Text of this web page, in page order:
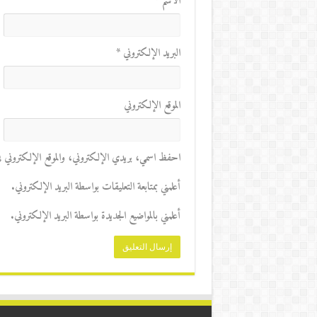
البريد الإلكتروني*
الموقع الإلكتروني
احفظ اسمي، بريدي الإلكتروني، والموقع الإلكتروني
أعلمني بمتابعة التعليقات بواسطة البريد الإلكتروني.
أعلمني بالمواضيع الجديدة بواسطة البريد الإلكتروني.